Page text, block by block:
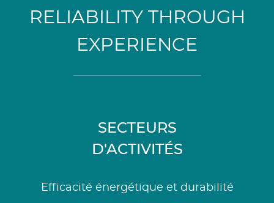
RELIABILITY THROUGH
EXPERIENCE
SECTEURS
D'ACTIVITÉS
Efficacité énergétique et durabilité